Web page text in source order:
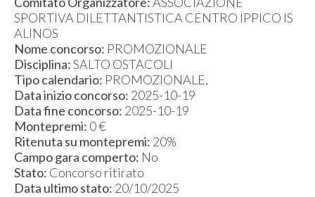
SPORTIVA DILETTANTISTICA CENTRO IPPICO IS
ALINOS
Nome concorso: PROMOZIONALE
Disciplina:SALTO OSTACOLI
Tipo calendario: PROMOZIONALE,
Data inizio concorso: 2025-10-19
Data fine concorso: 2025-10-19
Montepremi: 0 €
Ritenuta su montepremi: 20%
Campo gara comperto: No
Stato: Concorso ritirato
Data ultimo stato: 20/10/2025